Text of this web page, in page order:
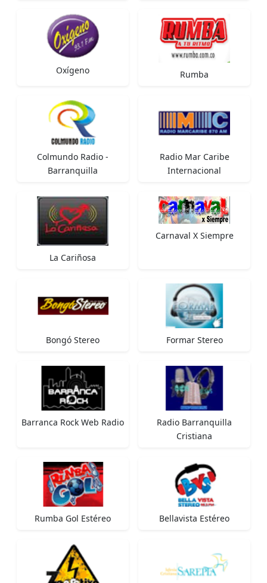
Oxígeno Rumba
Colmundo Radio -
Barranquilla
Radio Mar Caribe
Internacional
La Cariñosa
Carnaval X Siempre
Bongó Stereo Formar Stereo
Barranca Rock Web Radio
Radio Barranquilla
Cristiana
Rumba Gol Estéreo Bellavista Estéreo